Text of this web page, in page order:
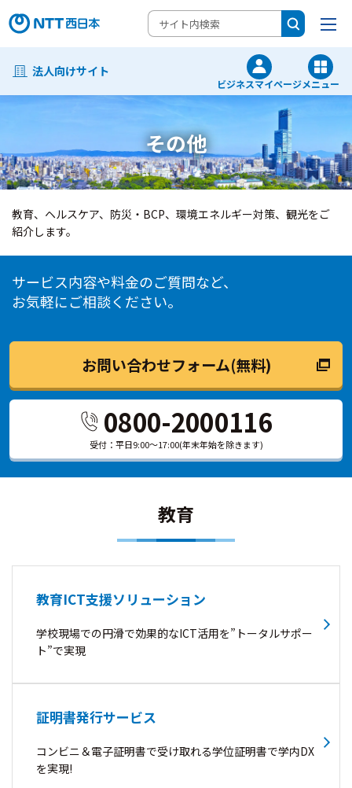
法人向けサイト
ビジネスマイページメニュー
その他
教育、ヘルスケア、防災・BCP、環境エネルギー対策、観光をご
紹介します。
サービス内容や料金のご質問など、
お気軽にご相談ください。
お問い合わせフォーム(無料)
0800-2000116
受付：平日9:00～17:00(年末年始を除きます)
教育
教育ICT支援ソリューション
学校現場での円滑で効果的なICT活用を”トータルサポー
ト”で実現
証明書発行サービス
コンビニ＆電子証明書で受け取れる学位証明書で学内DX
を実現!